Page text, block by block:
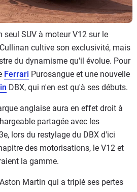
seul SUV à moteur V12 sur le
cultive son exclusivité, mais
du dynamisme qu'il évolue. Pour
Ferrari Purosangue et une nouvelle
DBX, qui n'en est qu'à ses débuts.
anglaise aura en effet droit à
partagée avec les
lors du restylage du DBX d'ici
des motorisations, le V12 et
la gamme.
Martin qui a triplé ses pertes